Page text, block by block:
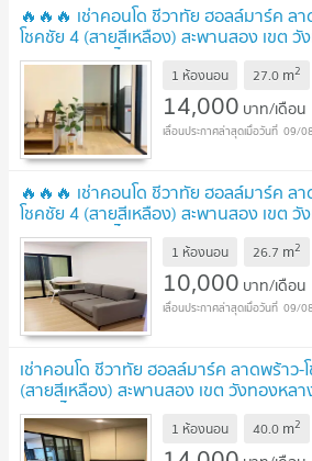
🔥🔥🔥 เช่าคอนโด ชีวาทัย ฮอลล์มาร์ค ล
โชคชัย 4 (สายสีเหลือง) สะพานสอง เขต
89111 ✅ ทักไลน์ @connexproperty ต
1 ห้องนอน 27.0 m2
14,000 บาท/เดือน
09/
🔥🔥🔥 เช่าคอนโด ชีวาทัย ฮอลล์มาร์ค ล
โชคชัย 4 (สายสีเหลือง) สะพานสอง เขต
92864 ✅ ทักไลน์ @connexproperty ต
✅ 🔥🔥🔥 1 ห้องนอน 26.7 m2
10,000 บาท/เดือน
09/
เช่าคอนโด ชีวาทัย ฮอลล์มาร์ค ลาดพร้าว-
(สายสีเหลือง) สะพานสอง เขต วังทองหล
✅ ทักไลน์ @connexproperty ตอบทันที
✅ UPDATE ! 1 ห้องนอน 40.0 m2